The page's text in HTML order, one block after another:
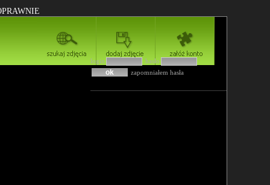
login
hasło
zapomniałem hasła